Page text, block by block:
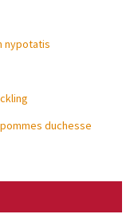
nypotatis
duchesse